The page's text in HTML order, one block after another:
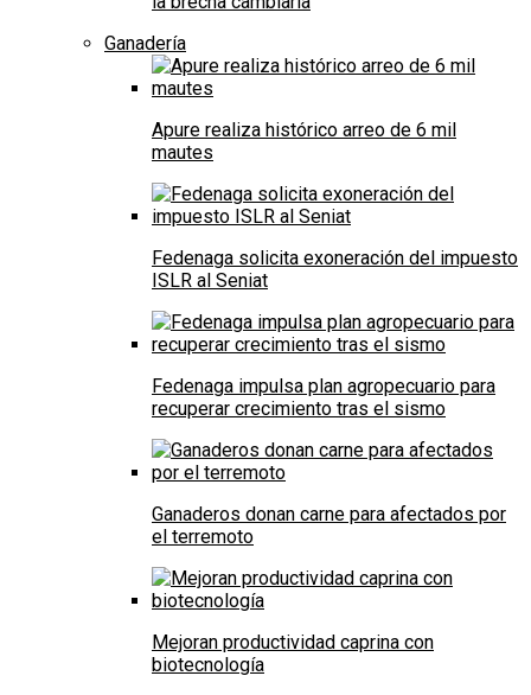
Ganadería
Apure realiza histórico arreo de 6 mil
mautes
Fedenaga solicita exoneración del impuesto
ISLR al Seniat
Fedenaga impulsa plan agropecuario para
recuperar crecimiento tras el sismo
Ganaderos donan carne para afectados por
el terremoto
Mejoran productividad caprina con
biotecnología